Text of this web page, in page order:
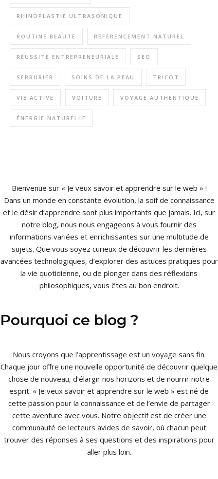
RHINOPLASTIE ULTRASONIQUE
ROUTINE BEAUTÉ RÉFÉRENCEMENT NATUREL
RÉUSSITE ENTREPRENEURIALE SEO
SERRURIER SOINS DE LA PEAU TRICOT
VIE ACTIVE VOITURE VOYAGE AUTHENTIQUE
ÉNERGIE NATURELLE
Bienvenue sur « Je veux savoir et apprendre sur le web » !
Dans un monde en constante évolution, la soif de connaissance
et le désir d’apprendre sont plus importants que jamais. Ici, sur
notre blog, nous nous engageons à vous fournir des
informations variées et enrichissantes sur une multitude de
sujets. Que vous soyez curieux de découvrir les dernières
avancées technologiques, d’explorer des astuces pratiques pour
la vie quotidienne, ou de plonger dans des réflexions
philosophiques, vous êtes au bon endroit.
Pourquoi ce blog ?
Nous croyons que l’apprentissage est un voyage sans fin.
Chaque jour offre une nouvelle opportunité de découvrir quelque
chose de nouveau, d’élargir nos horizons et de nourrir notre
esprit. « Je veux savoir et apprendre sur le web » est né de
cette passion pour la connaissance et de l’envie de partager
cette aventure avec vous. Notre objectif est de créer une
communauté de lecteurs avides de savoir, où chacun peut
trouver des réponses à ses questions et des inspirations pour
aller plus loin.